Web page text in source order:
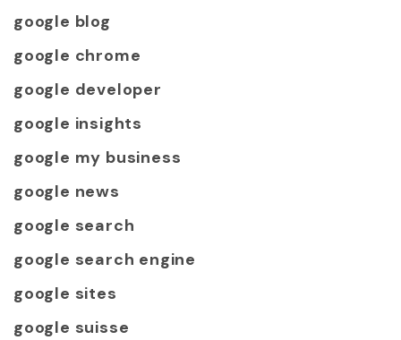
google blog
google chrome
google developer
google insights
google my business
google news
google search
google search engine
google sites
google suisse